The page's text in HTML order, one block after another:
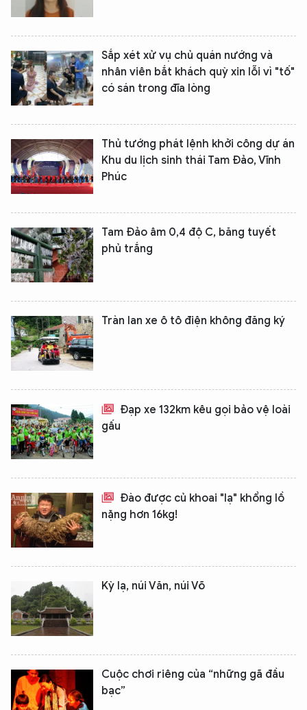
Sắp xét xử vụ chủ quán nướng và
nhân viên bắt khách quỳ xin lỗi vì "tố"
có sán trong đĩa lòng
Thủ tướng phát lệnh khởi công dự án
Khu du lịch sinh thái Tam Đảo, Vĩnh
Phúc
Tam Đảo âm 0,4 độ C, băng tuyết
phủ trắng
Tràn lan xe ô tô điện không đăng ký
Đạp xe 132km kêu gọi bảo vệ loài
gấu
Đào được củ khoai "lạ" khổng lồ
nặng hơn 16kg!
Kỳ lạ, núi Văn, núi Võ
Cuộc chơi riêng của “những gã đầu
bạc”